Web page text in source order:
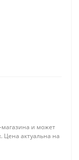
магазина и может
Цена актуальна на